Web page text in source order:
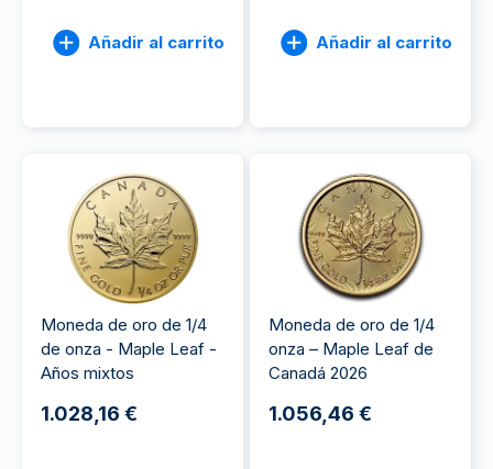
Añadir al carrito Añadir al carrito
Moneda de oro de 1/4
de onza - Maple Leaf -
Años mixtos
1.028,16 €
Moneda de oro de 1/4
onza – Maple Leaf de
Canadá 2026
1.056,46 €